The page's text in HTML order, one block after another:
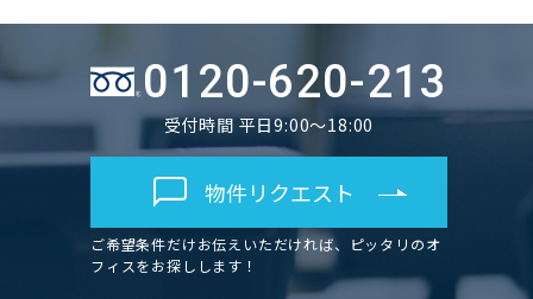
0120-620-213
受付時間 平日9:00～18:00
物件リクエスト
ご希望条件だけお伝えいただければ、ピッタリのオ
フィスをお探しします！